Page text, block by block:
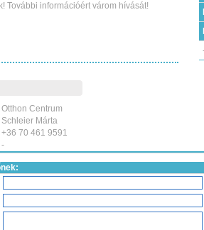
További információért várom hívását!
Otthon Centrum
Schleier Márta
+36 70 461 9591
-